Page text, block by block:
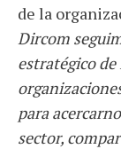
de la
Dircom
estratégico
para
sector,